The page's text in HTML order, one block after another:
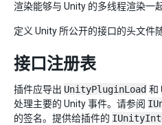
渲染能够与 Unity 的多线程渲染一
定义 Unity 所公开的接口的头文件
接口注册表
插件应导出 UnityPluginLoad 和
处理主要的 Unity 事件。请参阅
的签名。提供给插件的